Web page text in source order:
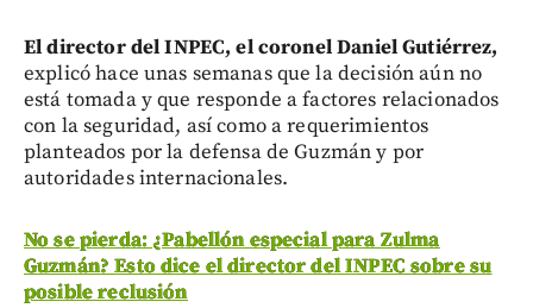
El director del INPEC, el coronel Daniel Gutiérrez,
explicó hace unas semanas que la decisión aún no
está tomada y que responde a factores relacionados
con la seguridad, así como a requerimientos
planteados por la defensa de Guzmán y por
autoridades internacionales.
No se pierda: ¿Pabellón especial para Zulma
Guzmán? Esto dice el director del INPEC sobre su
posible reclusión